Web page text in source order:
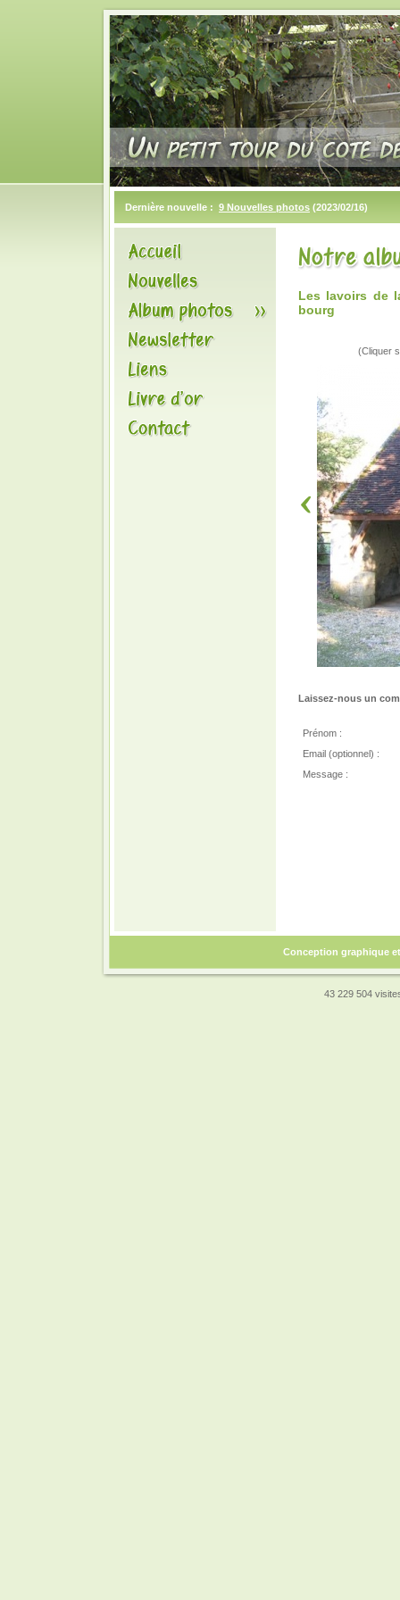
Dernière nouvelle : 9 Nouvelles photos (2023/02/16)
Les lavoirs de
bourg
(Cliquer
Laissez-nous un
Prénom :
Email (optionnel) :
Message :
Conception graphique
43 229 504